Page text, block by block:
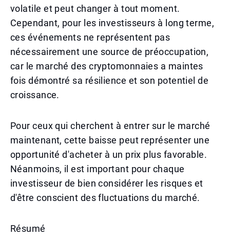
volatile et peut changer à tout moment.
Cependant, pour les investisseurs à long terme,
ces événements ne représentent pas
nécessairement une source de préoccupation,
car le marché des cryptomonnaies a maintes
fois démontré sa résilience et son potentiel de
croissance.
Pour ceux qui cherchent à entrer sur le marché
maintenant, cette baisse peut représenter une
opportunité d'acheter à un prix plus favorable.
Néanmoins, il est important pour chaque
investisseur de bien considérer les risques et
d'être conscient des fluctuations du marché.
Résumé